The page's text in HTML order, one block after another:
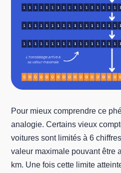
Pour mieux comprendre ce
analogie. Certains vieux
voitures sont limités à 6
valeur maximale pouvant être
km. Une fois cette limite